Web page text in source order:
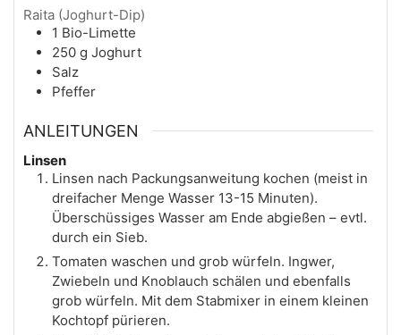
Raita (Joghurt-Dip)
1 Bio-Limette
250 g Joghurt
Salz
Pfeffer
ANLEITUNGEN
Linsen
Linsen nach Packungsanweitung kochen (meist in
dreifacher Menge Wasser 13-15 Minuten).
Überschüssiges Wasser am Ende abgießen – evtl.
durch ein Sieb.
Tomaten waschen und grob würfeln. Ingwer,
Zwiebeln und Knoblauch schälen und ebenfalls
grob würfeln. Mit dem Stabmixer in einem kleinen
Kochtopf pürieren.